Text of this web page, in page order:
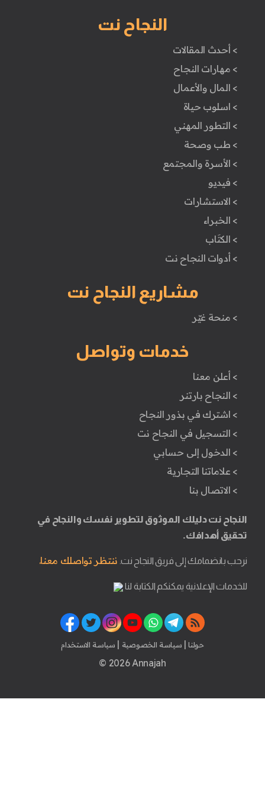
النجاح نت
> أحدث المقالات
> مهارات النجاح
> المال والأعمال
> اسلوب حياة
> التطور المهني
> طب وصحة
> الأسرة والمجتمع
> فيديو
> الاستشارات
> الخبراء
> الكتَاب
> أدوات النجاح نت
مشاريع النجاح نت
> منحة غيّر
خدمات وتواصل
> أعلن معنا
> النجاح بارتنر
> اشترك في بذور النجاح
> التسجيل في النجاح نت
> الدخول إلى حسابي
> علاماتنا التجارية
> الاتصال بنا
النجاح نت دليلك الموثوق لتطوير نفسك والنجاح في
تحقيق أهدافك.
نرحب بانضمامك إلى فريق النجاح نت. ننتظر تواصلك معنا.
للخدمات الإعلانية يمكنكم الكتابة لنا
حولنا | سياسة الخصوصية | سياسة الاستخدام
© 2026 Annajah